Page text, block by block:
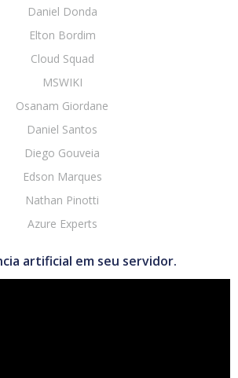
Daniel Donda
Elton Bordim
Cloud Squad
MSWIKI
Osanam Giordane
Daniel Santos
Diego Gouveia
Edson Marques
Nathan Pinotti
Azure Experts
artificial em seu servidor.